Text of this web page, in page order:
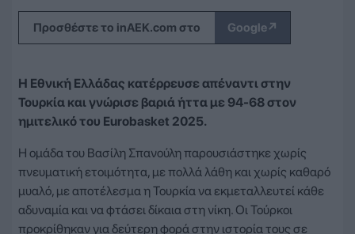
Προσθέστε το inAEK.com στο Google↗
Η Εθνική Ελλάδας κατέρρευσε απέναντι στην
Τουρκία και γνώρισε βαριά ήττα με 94-68 στον
ημιτελικό του Eurobasket 2025.
Η ομάδα του Βασίλη Σπανούλη παρουσιάστηκε χωρίς
πνευματική ετοιμότητα, με πολλά λάθη και χωρίς καθαρό
μυαλό, με αποτέλεσμα η Τουρκία να εκμεταλλευτεί κάθε
αδυναμία και να φτάσει δίκαια στη νίκη. Οι Τούρκοι
προκρίθηκαν για δεύτερη φορά στην ιστορία τους σε